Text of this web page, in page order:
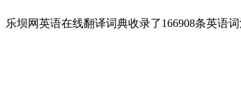
乐坝网英语在线翻译词典收录了166908条英语